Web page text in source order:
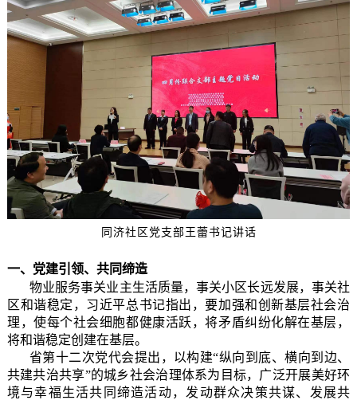
同济社区党支部王蕾书记讲话
一、 党建引领、共同缔造
物业服务事关业主生活质量，事关小区长远发展，事关社
区和谐稳定，习近平总书记指出，要加强和创新基层社会治
理，使每个社会细胞都健康活跃，将矛盾纠纷化解在基层，
将和谐稳定创建在基层。
省第十二次党代会提出，以构建“纵向到底、横向到边、
共建共治共享”的城乡社会治理体系为目标，广泛开展美好环
境与幸福生活共同缔造活动，发动群众决策共谋、发展共